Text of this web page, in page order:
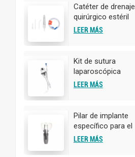
Catéter de drenaje
quirúrgico estéril
desechable
LEER MÁS
Kit de sutura
laparoscópica
desechable para el
LEER MÁS
Pilar de implante
específico para el
paciente
LEER MÁS